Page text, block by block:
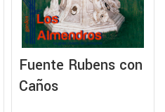
Fuente Rubens con
Caños